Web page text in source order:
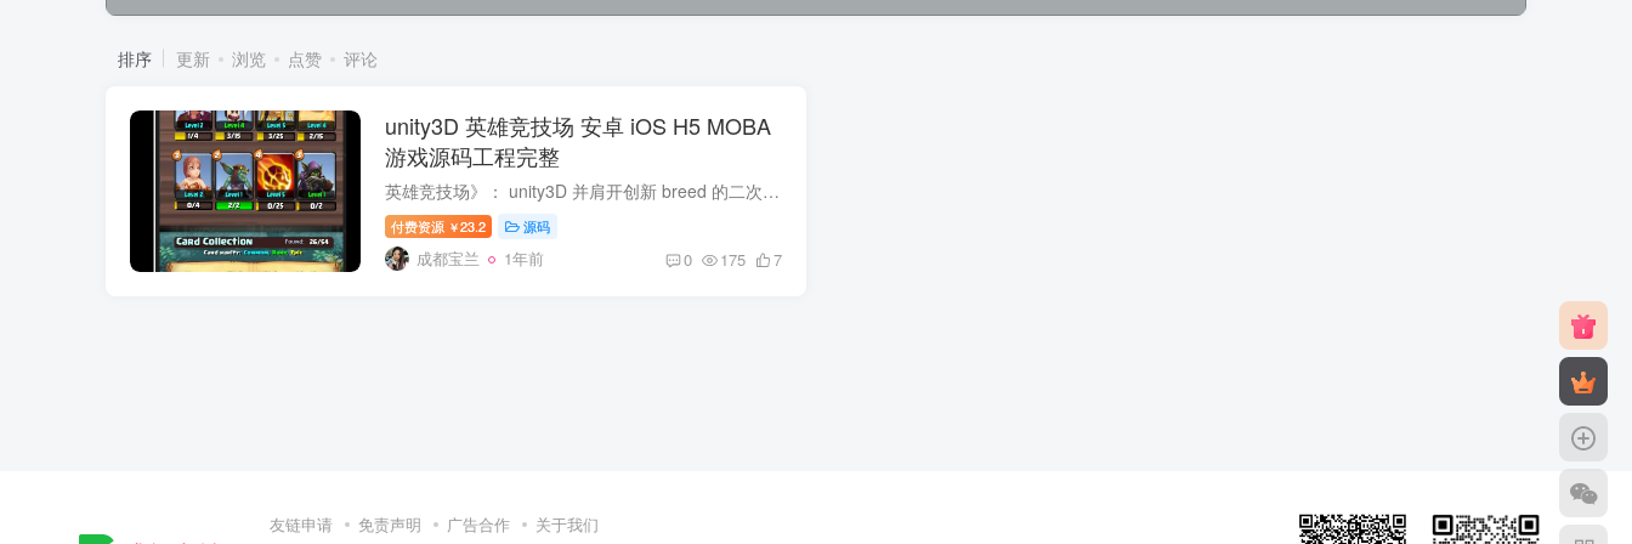
排序 更新 浏览 点赞 评论
unity3D 英雄竞技场 安卓 iOS H5 MOBA
游戏源码工程完整
英雄竞技场》： unity3D 并肩开创新 breed 的二次开发新天地游戏开发是科技创新与艺术创作的完美结合。在移动应用生态领域，《英雄竞技场》作为一款经典的MOBA类游戏，其源码开发不仅是技术探索...
付费资源 ￥23.2 源码
成都宝兰 1年前 0 175 7
友链申请 免责声明 广告合作 关于我们